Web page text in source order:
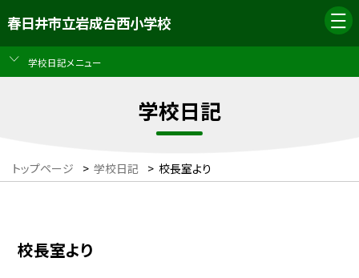
春日井市立岩成台西小学校
学校日記メニュー
学校日記
トップページ > 学校日記 > 校長室より
校長室より